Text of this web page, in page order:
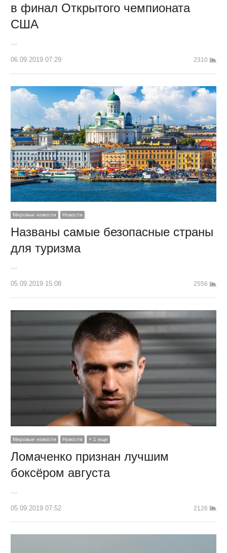
в финал Открытого чемпионата
США
06.09.2019 07:29 2310
Мировые новости Новости
Названы самые безопасные страны
для туризма
…
05.09.2019 15:08 2556
Мировые новости Новости + 1 еще
Ломаченко признан лучшим
боксёром августа
05.09.2019 07:52 2126